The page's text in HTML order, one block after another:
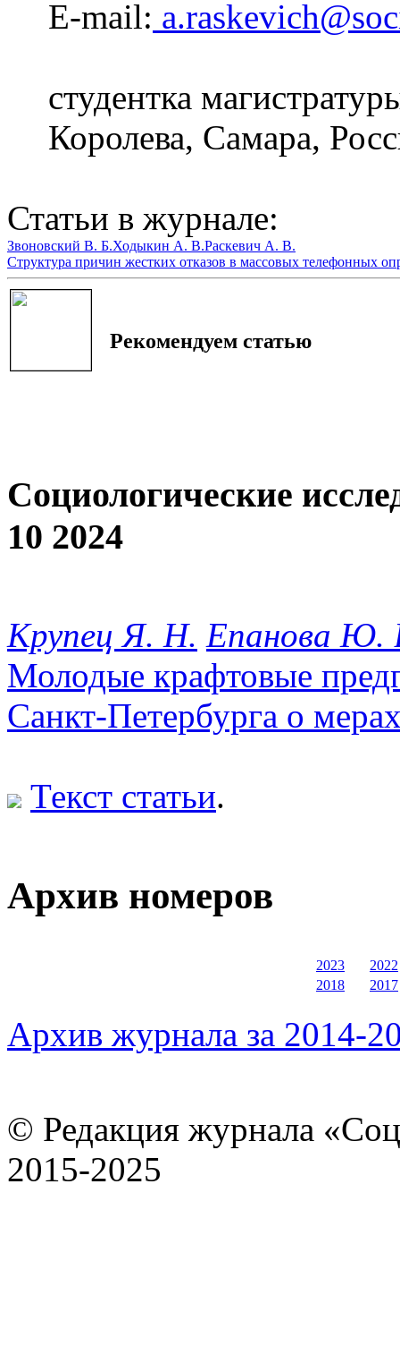
E-mail:
студентка
Королева, Самара,
Статьи в журнале:
Звоновский В. Б.Ходыкин А. В.Раскевич А. В.
Структура причин жестких отказов в массовых телефонных
Рекомендуем статью
Социологические
10 2024
Крупец Я. Н. Епанова Ю.
Молодые крафтовые
Санкт-Петербурга о
Текст статьи.
Архив номеров
2023
2022
2018
2017
Архив журнала за 2014-
© Редакция журнала
2015-2025